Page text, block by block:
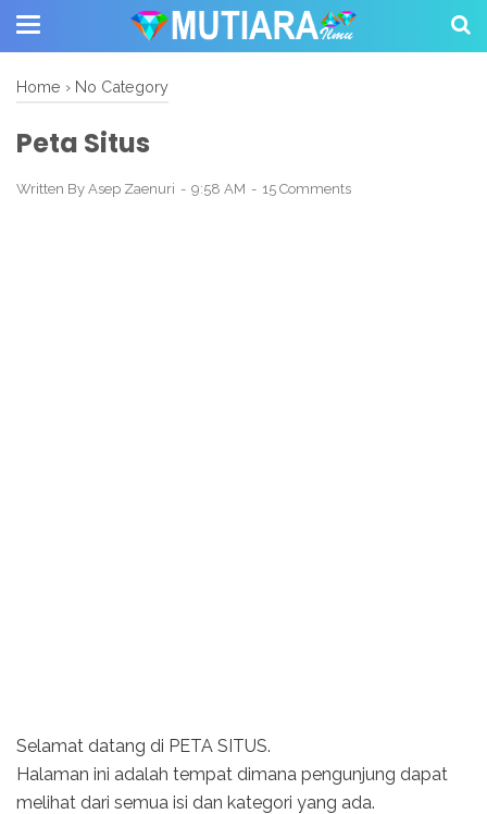
Home › No Category
Peta Situs
Written By Asep Zaenuri 9:58 AM 15 Comments
Selamat datang di PETA SITUS.
Halaman ini adalah tempat dimana pengunjung dapat
melihat dari semua isi dan kategori yang ada.